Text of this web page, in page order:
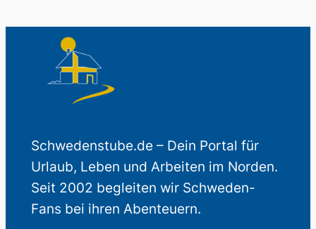
Schwedenstube.de – Dein Portal für
Urlaub, Leben und Arbeiten im Norden.
Seit 2002 begleiten wir Schweden-
Fans bei ihren Abenteuern.